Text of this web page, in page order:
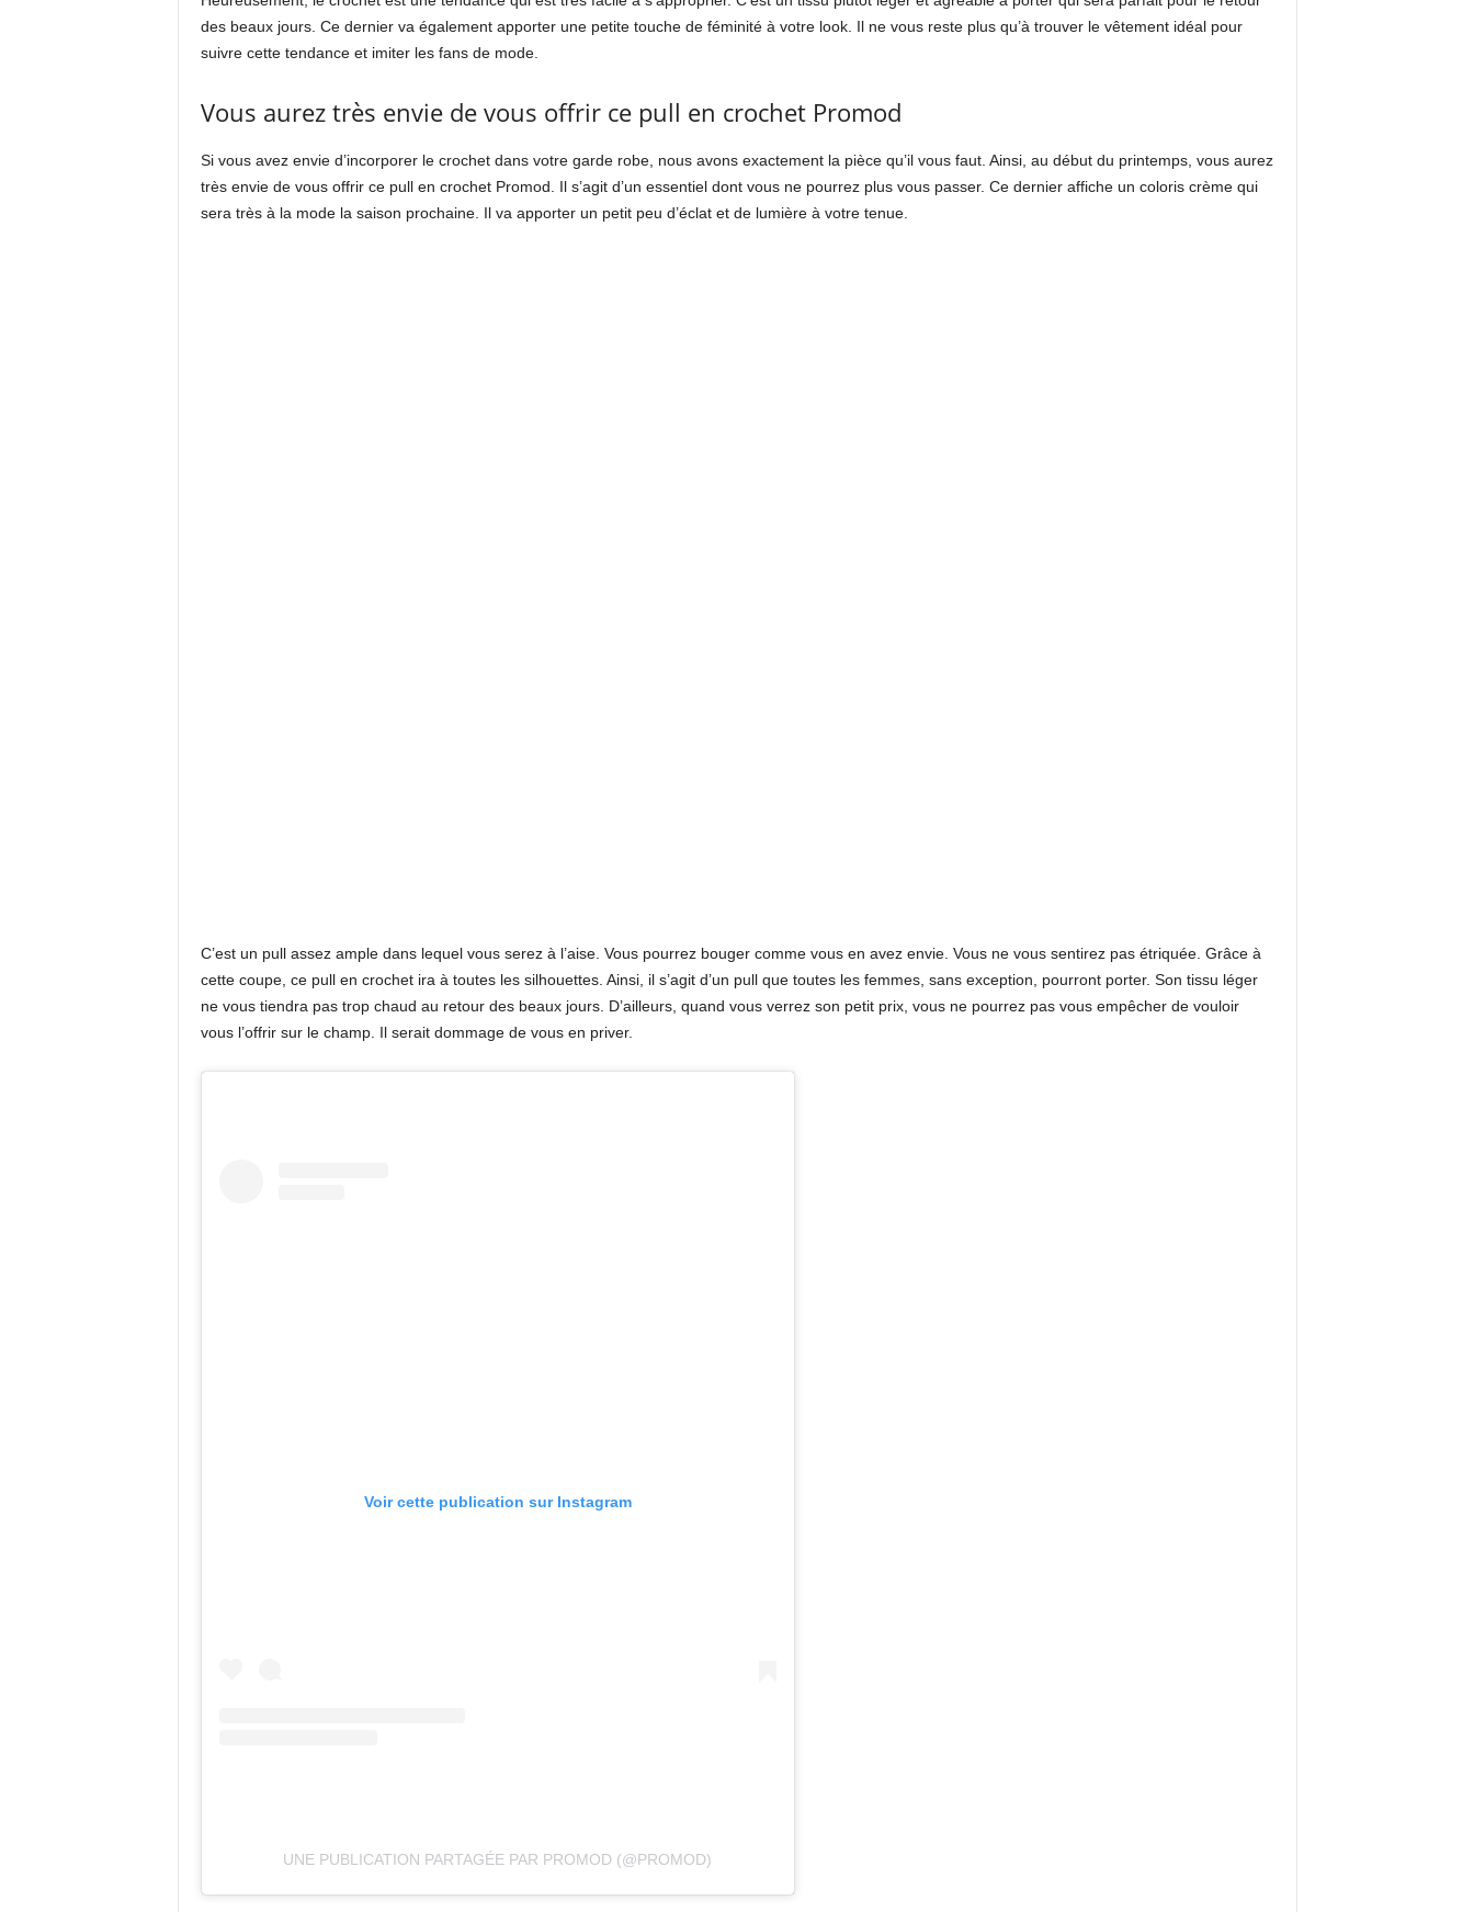
des beaux jours. Ce dernier va également apporter une petite touche de féminité à votre look. Il ne vous reste plus qu’à trouver le vêtement idéal pour
suivre cette tendance et imiter les fans de mode.
Vous aurez très envie de vous offrir ce pull en crochet Promod
Si vous avez envie d’incorporer le crochet dans votre garde robe, nous avons exactement la pièce qu’il vous faut. Ainsi, au début du printemps, vous aurez
très envie de vous offrir ce pull en crochet Promod. Il s’agit d’un essentiel dont vous ne pourrez plus vous passer. Ce dernier affiche un coloris crème qui
sera très à la mode la saison prochaine. Il va apporter un petit peu d’éclat et de lumière à votre tenue.
C’est un pull assez ample dans lequel vous serez à l’aise. Vous pourrez bouger comme vous en avez envie. Vous ne vous sentirez pas étriquée. Grâce à
cette coupe, ce pull en crochet ira à toutes les silhouettes. Ainsi, il s’agit d’un pull que toutes les femmes, sans exception, pourront porter. Son tissu léger
ne vous tiendra pas trop chaud au retour des beaux jours. D’ailleurs, quand vous verrez son petit prix, vous ne pourrez pas vous empêcher de vouloir
vous l’offrir sur le champ. Il serait dommage de vous en priver.
Voir cette publication sur Instagram
UNE PUBLICATION PARTAGÉE PAR PROMOD (@PROMOD)